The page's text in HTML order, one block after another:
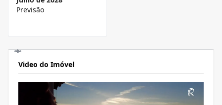
Previsão
Video do Imóvel